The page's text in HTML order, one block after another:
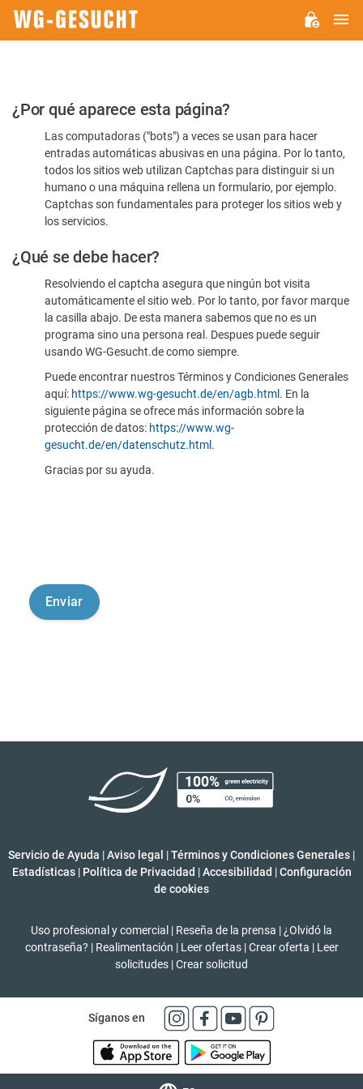
Por
favor,
confirme
humano
¿Por qué aparece esta página?
Las computadoras ("bots") a veces se usan para hacer
entradas automáticas abusivas en una página. Por lo tanto,
todos los sitios web utilizan Captchas para distinguir si un
humano o una máquina rellena un formulario, por ejemplo.
Captchas son fundamentales para proteger los sitios web y
los servicios.
¿Qué se debe hacer?
Resolviendo el captcha asegura que ningún bot visita
automáticamente el sitio web. Por lo tanto, por favor marque
la casilla abajo. De esta manera sabemos que no es un
programa sino una persona real. Despues puede seguir
usando WG-Gesucht.de como siempre.
Puede encontrar nuestros Términos y Condiciones Generales
aquí: https://www.wg-gesucht.de/en/agb.html . En la
siguiente página se ofrece más información sobre la
protección de datos: https://www.wg-
gesucht.de/en/datenschutz.html .
Gracias por su ayuda.
Servicio de Ayuda |Aviso legal |Términos y Condiciones Generales |
Estadísticas | Política de Privacidad | Accesibilidad | Configuración
de cookies
Uso profesional y comercial | Reseña de la prensa | ¿Olvidó la
contraseña? | Realimentación | Leer ofertas | Crear oferta | Leer
solicitudes |Crear solicitud
Síganos en